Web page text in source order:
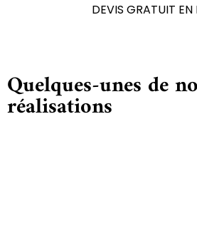
DEVIS GRATUIT EN
Quelques-unes de
réalisations